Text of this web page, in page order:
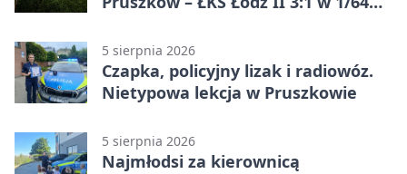
5 sierpnia 2026
Czapka, policyjny lizak i radiowóz.
Nietypowa lekcja w Pruszkowie
5 sierpnia 2026
Najmłodsi za kierownicą